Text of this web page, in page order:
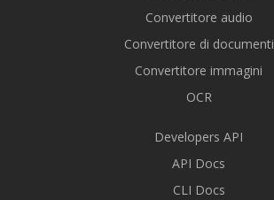
Convertitore audio
Convertitore di documenti
Convertitore immagini
OCR
Developers API
API Docs
CLI Docs